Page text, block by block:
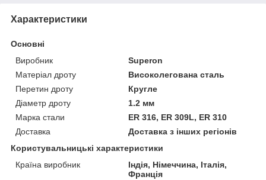
Характеристики
Основні
Виробник
Superon
Матеріал дроту
Високолегована сталь
Перетин дроту
Кругле
Діаметр дроту
1.2 мм
Марка стали
ER 316, ER 309L, ER 310
Доставка
Доставка з інших регіонів
Користувальницькі характеристики
Країна виробник
Індія, Німеччина, Італія,
Франція